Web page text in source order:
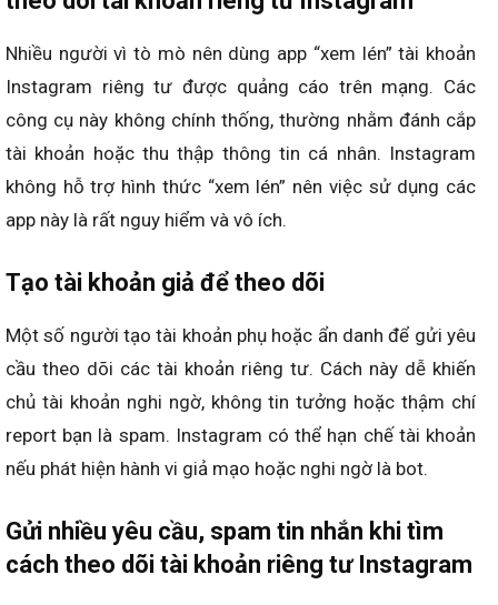
Nhiều người vì tò mò nên dùng app “xem lén” tài khoản
Instagram riêng tư được quảng cáo trên mạng. Các
công cụ này không chính thống, thường nhằm đánh cắp
tài khoản hoặc thu thập thông tin cá nhân. Instagram
không hỗ trợ hình thức “xem lén” nên việc sử dụng các
app này là rất nguy hiểm và vô ích.
Tạo tài khoản giả để theo dõi
Một số người tạo tài khoản phụ hoặc ẩn danh để gửi yêu
cầu theo dõi các tài khoản riêng tư. Cách này dễ khiến
chủ tài khoản nghi ngờ, không tin tưởng hoặc thậm chí
report bạn là spam. Instagram có thể hạn chế tài khoản
nếu phát hiện hành vi giả mạo hoặc nghi ngờ là bot.
Gửi nhiều yêu cầu, spam tin nhắn khi tìm
cách theo dõi tài khoản riêng tư Instagram